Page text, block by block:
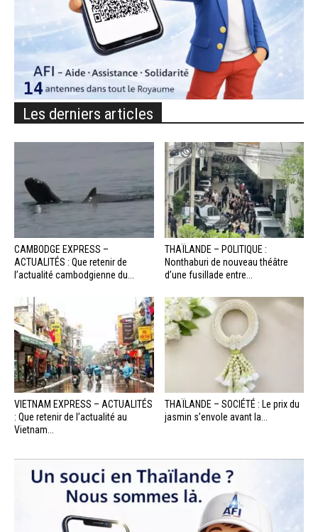
Les derniers articles
CAMBODGE EXPRESS –
ACTUALITÉS : Que retenir de
l’actualité cambodgienne du...
THAÏLANDE – POLITIQUE :
Nonthaburi de nouveau théâtre
d’une fusillade entre...
VIETNAM EXPRESS – ACTUALITÉS
: Que retenir de l’actualité au
Vietnam...
THAÏLANDE – SOCIÉTÉ : Le prix du
jasmin s’envole avant la...